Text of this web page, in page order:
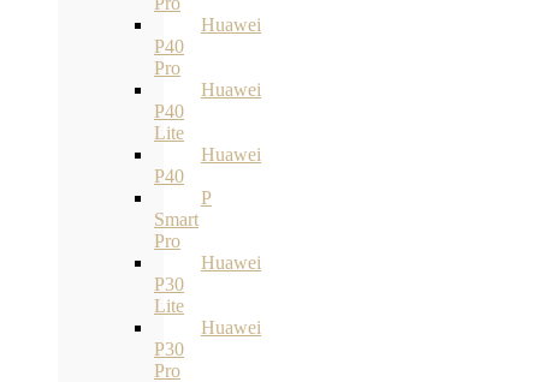
Huawei
P40
Pro
Huawei
P40
Lite
Huawei
P40
P
Smart
Pro
Huawei
P30
Lite
Huawei
P30
Pro